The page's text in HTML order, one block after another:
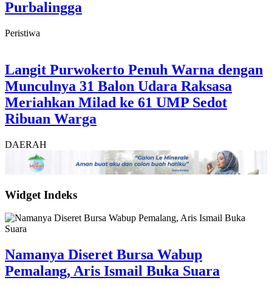
Purbalingga
Peristiwa
Langit Purwokerto Penuh Warna dengan
Munculnya 31 Balon Udara Raksasa
Meriahkan Milad ke 61 UMP Sedot
Ribuan Warga
DAERAH
Widget Indeks
Namanya Diseret Bursa Wabup
Pemalang, Aris Ismail Buka Suara